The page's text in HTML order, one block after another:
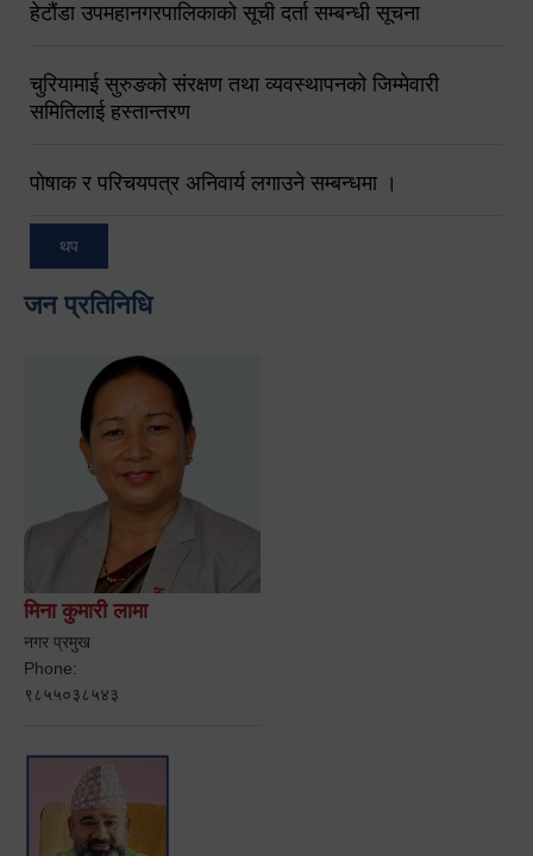
हेटौंडा उपमहानगरपालिकाको सूची दर्ता सम्बन्धी सूचना
चुरियामाई सुरुङको संरक्षण तथा व्यवस्थापनको जिम्मेवारी
समितिलाई हस्तान्तरण
पोषाक र परिचयपत्र अनिवार्य लगाउने सम्बन्धमा ।
थप
जन प्रतिनिधि
मिना कुमारी लामा
नगर प्रमुख
Phone:
९८५५०३८५४३